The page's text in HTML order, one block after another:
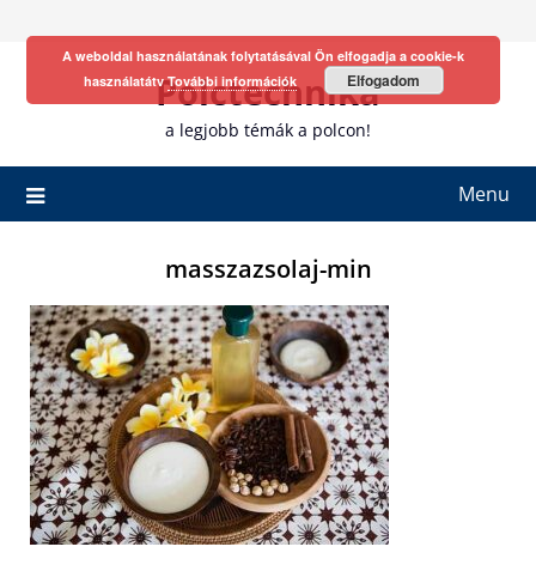
Polctechnika
a legjobb témák a polcon!
Menu
masszazsolaj-min
A weboldal használatának folytatásával Ön elfogadja a cookie-k
használatátvTovábbi információk Elfogadom